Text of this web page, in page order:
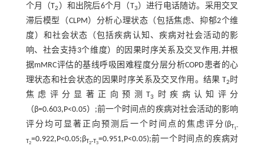
个月（T2 ）和出院后6个月（T3）进行电话随访。采用交叉
滞后模型（CLPM）分析心理状态（包括焦虑、抑郁2个维
度）和社会状态（包括疾病认知、疾病对社会活动的影
响、社会支持3个维度）的因果时序关系及交叉作用,并根
据mMRC评估的基线呼吸困难程度分层分析COPD患者的心
理状态和社会状态的因果时序关系及交叉作用。结果 T2时
焦虑评分显著正向预测T3
时疾病认知评分
（β=0.603,P<0.05）;前一个时间点的疾病对社会活动的影响
评分均可显著正向预测后一个时间点的焦虑评分(βT1-
T2=0.922,P<0.05;βT2-T3=0.951,P<0.05);前一个时间点的疾病对